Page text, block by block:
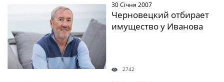
30 Січня 2007
Черновецкий отбирает
имущество у Иванова
2742